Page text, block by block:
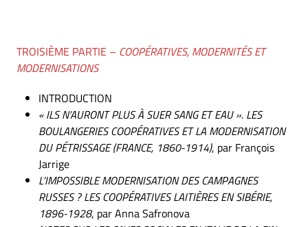
TROISIÈME PARTIE – COOPÉRATIVES, MODERNITÉS ET
MODERNISATIONS
INTRODUCTION
« ILS N’AURONT PLUS À SUER SANG ET EAU ». LES
BOULANGERIES COOPÉRATIVES ET LA MODERNISATION
DU PÉTRISSAGE (FRANCE, 1860-1914), par François
Jarrige
L’IMPOSSIBLE MODERNISATION DES CAMPAGNES
RUSSES ? LES COOPÉRATIVES LAITIÈRES EN SIBÉRIE,
1896-1928, par Anna Safronova